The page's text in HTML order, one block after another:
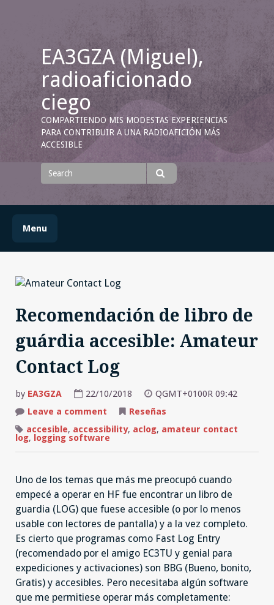
EA3GZA (Miguel),
radioaficionado
ciego
COMPARTIENDO MIS MODESTAS EXPERIENCIAS
PARA CONTRIBUIR A UNA RADIOAFICIÓN MÁS
ACCESIBLE
for
Search
Menu
Recomendación de libro de
guárdia accesible: Amateur
Contact Log
by EA3GZA 22/10/2018
QGMT+0100R 09:42
Leave a comment
de
libro
Contact
Log
Reseñas
accesible, accessibility, aclog, amateur contact
log, logging software
Uno de los temas que más me preocupó cuando
empecé a operar en HF fue encontrar un libro de
guardia (LOG) que fuese accesible (o por lo menos
usable con lectores de pantalla) y a la vez completo.
Es cierto que programas como Fast Log Entry
(recomendado por el amigo EC3TU y genial para
expediciones y activaciones) son BBG (Bueno, bonito,
Gratis) y accesibles. Pero necesitaba algún software
que me permitiese operar más completamente: